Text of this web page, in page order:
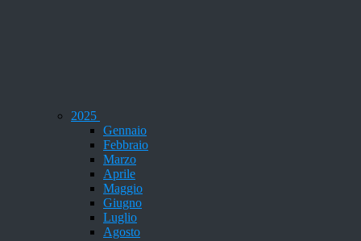
2025
Gennaio
Febbraio
Marzo
Aprile
Maggio
Giugno
Luglio
Agosto